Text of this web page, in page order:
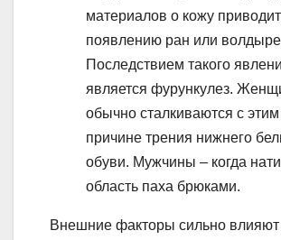
материалов о кожу
появлению ран или
Последствием такого
является фурункулез.
обычно сталкиваются с
причине трения нижнего
обуви. Мужчины – когда
область паха брюками.
Внешние факторы сильно влияют